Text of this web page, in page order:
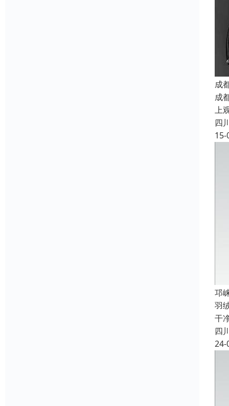
成
成
上
四
15-
邛
羽
干
四
24-